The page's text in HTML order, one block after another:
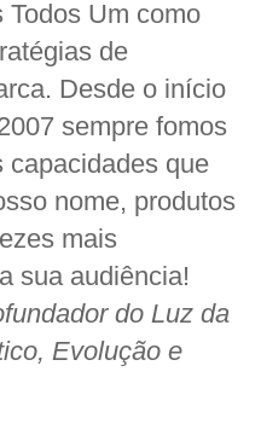
Todos Um como
de
Desde o início
sempre fomos
capacidades que
nome, produtos
mais
sua audiência!
do Luz da
Evolução e